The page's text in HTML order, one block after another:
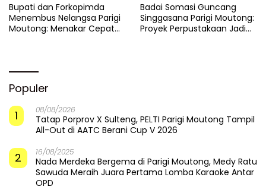
​Bupati dan Forkopimda
Menembus Nelangsa Parigi
Moutong: Menakar Cepat
Badai Somasi Guncang
Singgasana Parigi Moutong:
Proyek Perpustakaan Jadi
Populer
1
08/08/2026
Tatap Porprov X Sulteng, PELTI Parigi Moutong Tampil
All-Out di AATC Berani Cup V 2026
2 16/08/2025
Nada Merdeka Bergema di Parigi Moutong, Medy Ratu
Sawuda Meraih Juara Pertama Lomba Karaoke Antar
OPD